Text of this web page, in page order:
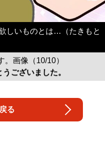
しいものとは…（たきもと
。画像（10/10）
ございました。
る